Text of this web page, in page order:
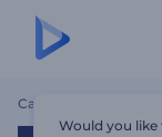
Casa
Would you like